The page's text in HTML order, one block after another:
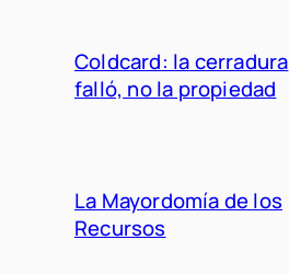
Coldcard: la cerradura
falló, no la propiedad
La Mayordomía de los
Recursos